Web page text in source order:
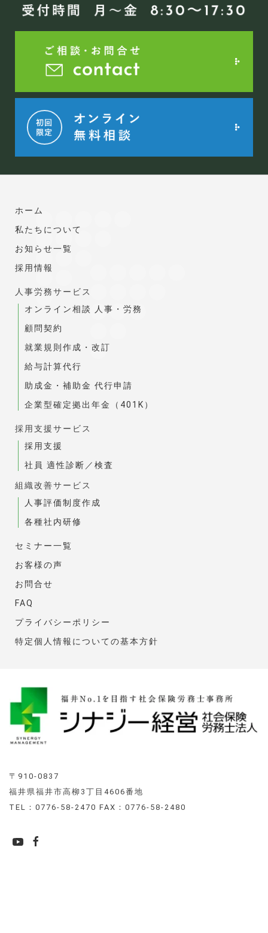
ン
ホーム
私たちについて
お知らせ一覧
採用情報
人事労務サービス
オンライン相談 人事・労務
顧問契約
就業規則作成・改訂
給与計算代行
助成金・補助金 代行申請
企業型確定拠出年金（401K）
採用支援サービス
採用支援
社員 適性診断／検査
組織改善サービス
人事評価制度作成
各種社内研修
セミナー一覧
お客様の声
お問合せ
FAQ
プライバシーポリシー
特定個人情報についての基本方針
〒910-0837
福井県福井市高柳3丁目4606番地
TEL：0776-58-2470 FAX：0776-58-2480